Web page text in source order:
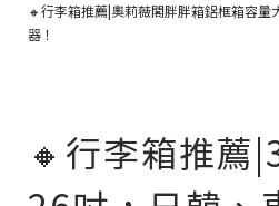
🔸行李箱推薦|奧莉薇閣胖胖箱鋁框箱容
器！
🔸行李箱推薦